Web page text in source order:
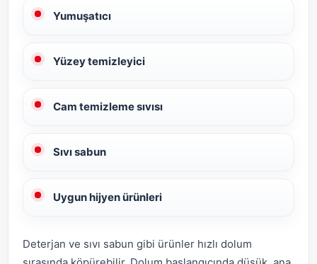
Yumuşatıcı
Yüzey temizleyici
Cam temizleme sıvısı
Sıvı sabun
Uygun hijyen ürünleri
Deterjan ve sıvı sabun gibi ürünler hızlı dolum